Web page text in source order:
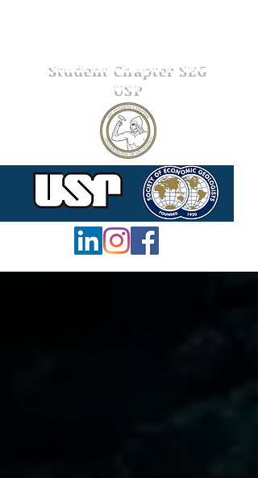
Student Chapter SEG
USP